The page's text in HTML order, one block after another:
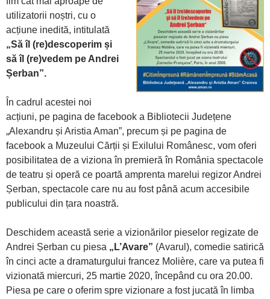
utilizatorii noștri, cu o
acțiune inedită, intitulată
„Să îl (re)descoperim și
să îl (re)vedem pe Andrei
Șerban”.
În cadrul acestei noi
acțiuni, pe pagina de facebook a Bibliotecii Județene
„Alexandru și Aristia Aman”, precum și pe pagina de
facebook a Muzeului Cărții și Exilului Românesc, vom oferi
posibilitatea de a viziona în premieră în România spectacole
de teatru și operă ce poartă amprenta marelui regizor Andrei
Șerban, spectacole care nu au fost până acum accesibile
publicului din țara noastră.
Deschidem această serie a vizionărilor pieselor regizate de
Andrei Șerban cu piesa „L’Avare” (Avarul), comedie satirică
în cinci acte a dramaturgului francez Molière, care va putea fi
vizionată miercuri, 25 martie 2020, începând cu ora 20.00.
Piesa pe care o oferim spre vizionare a fost jucată în limba